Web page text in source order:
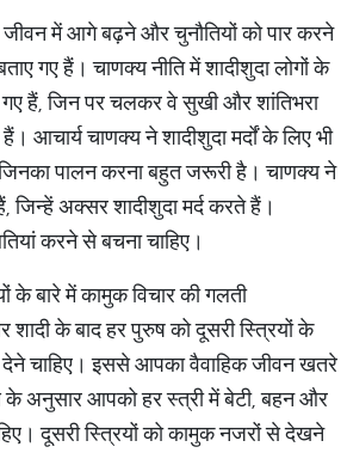
जीवन में आगे बढ़ने और चुनौतियों को पार करने
गए हैं। चाणक्य नीति में शादीशुदा लोगों के
गए हैं, जिन पर चलकर वे सुखी और शांतिभरा
आचार्य चाणक्य ने शादीशुदा मर्दों के लिए भी
पालन करना बहुत जरूरी है। चाणक्य ने
जिन्हें अक्सर शादीशुदा मर्द करते हैं।
करने से बचना चाहिए।
के बारे में कामुक विचार की गलती
के बाद हर पुरुष को दूसरी स्त्रियों के
देने चाहिए। इससे आपका वैवाहिक जीवन खतरे
अनुसार आपको हर स्त्री में बेटी, बहन और
दूसरी स्त्रियों को कामुक नजरों से देखने